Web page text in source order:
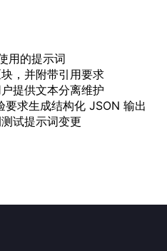
用的提示词
，并附带引用要求
提供文本分离维护
求生成结构化 JSON 输出
试提示词变更